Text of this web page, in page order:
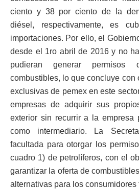
ciento y 38 por ciento de la
diésel, respectivamente, es
importaciones. Por ello, el
desde el 1ro abril de 2016 y no
pudieran generar permisos
combustibles, lo que concluye con
exclusivas de pemex en este
empresas de adquirir sus
exterior sin recurrir a la empresa
como intermediario. La
facultada para otorgar los
cuadro 1) de petrolíferos, con el
garantizar la oferta de
alternativas para los consumidores